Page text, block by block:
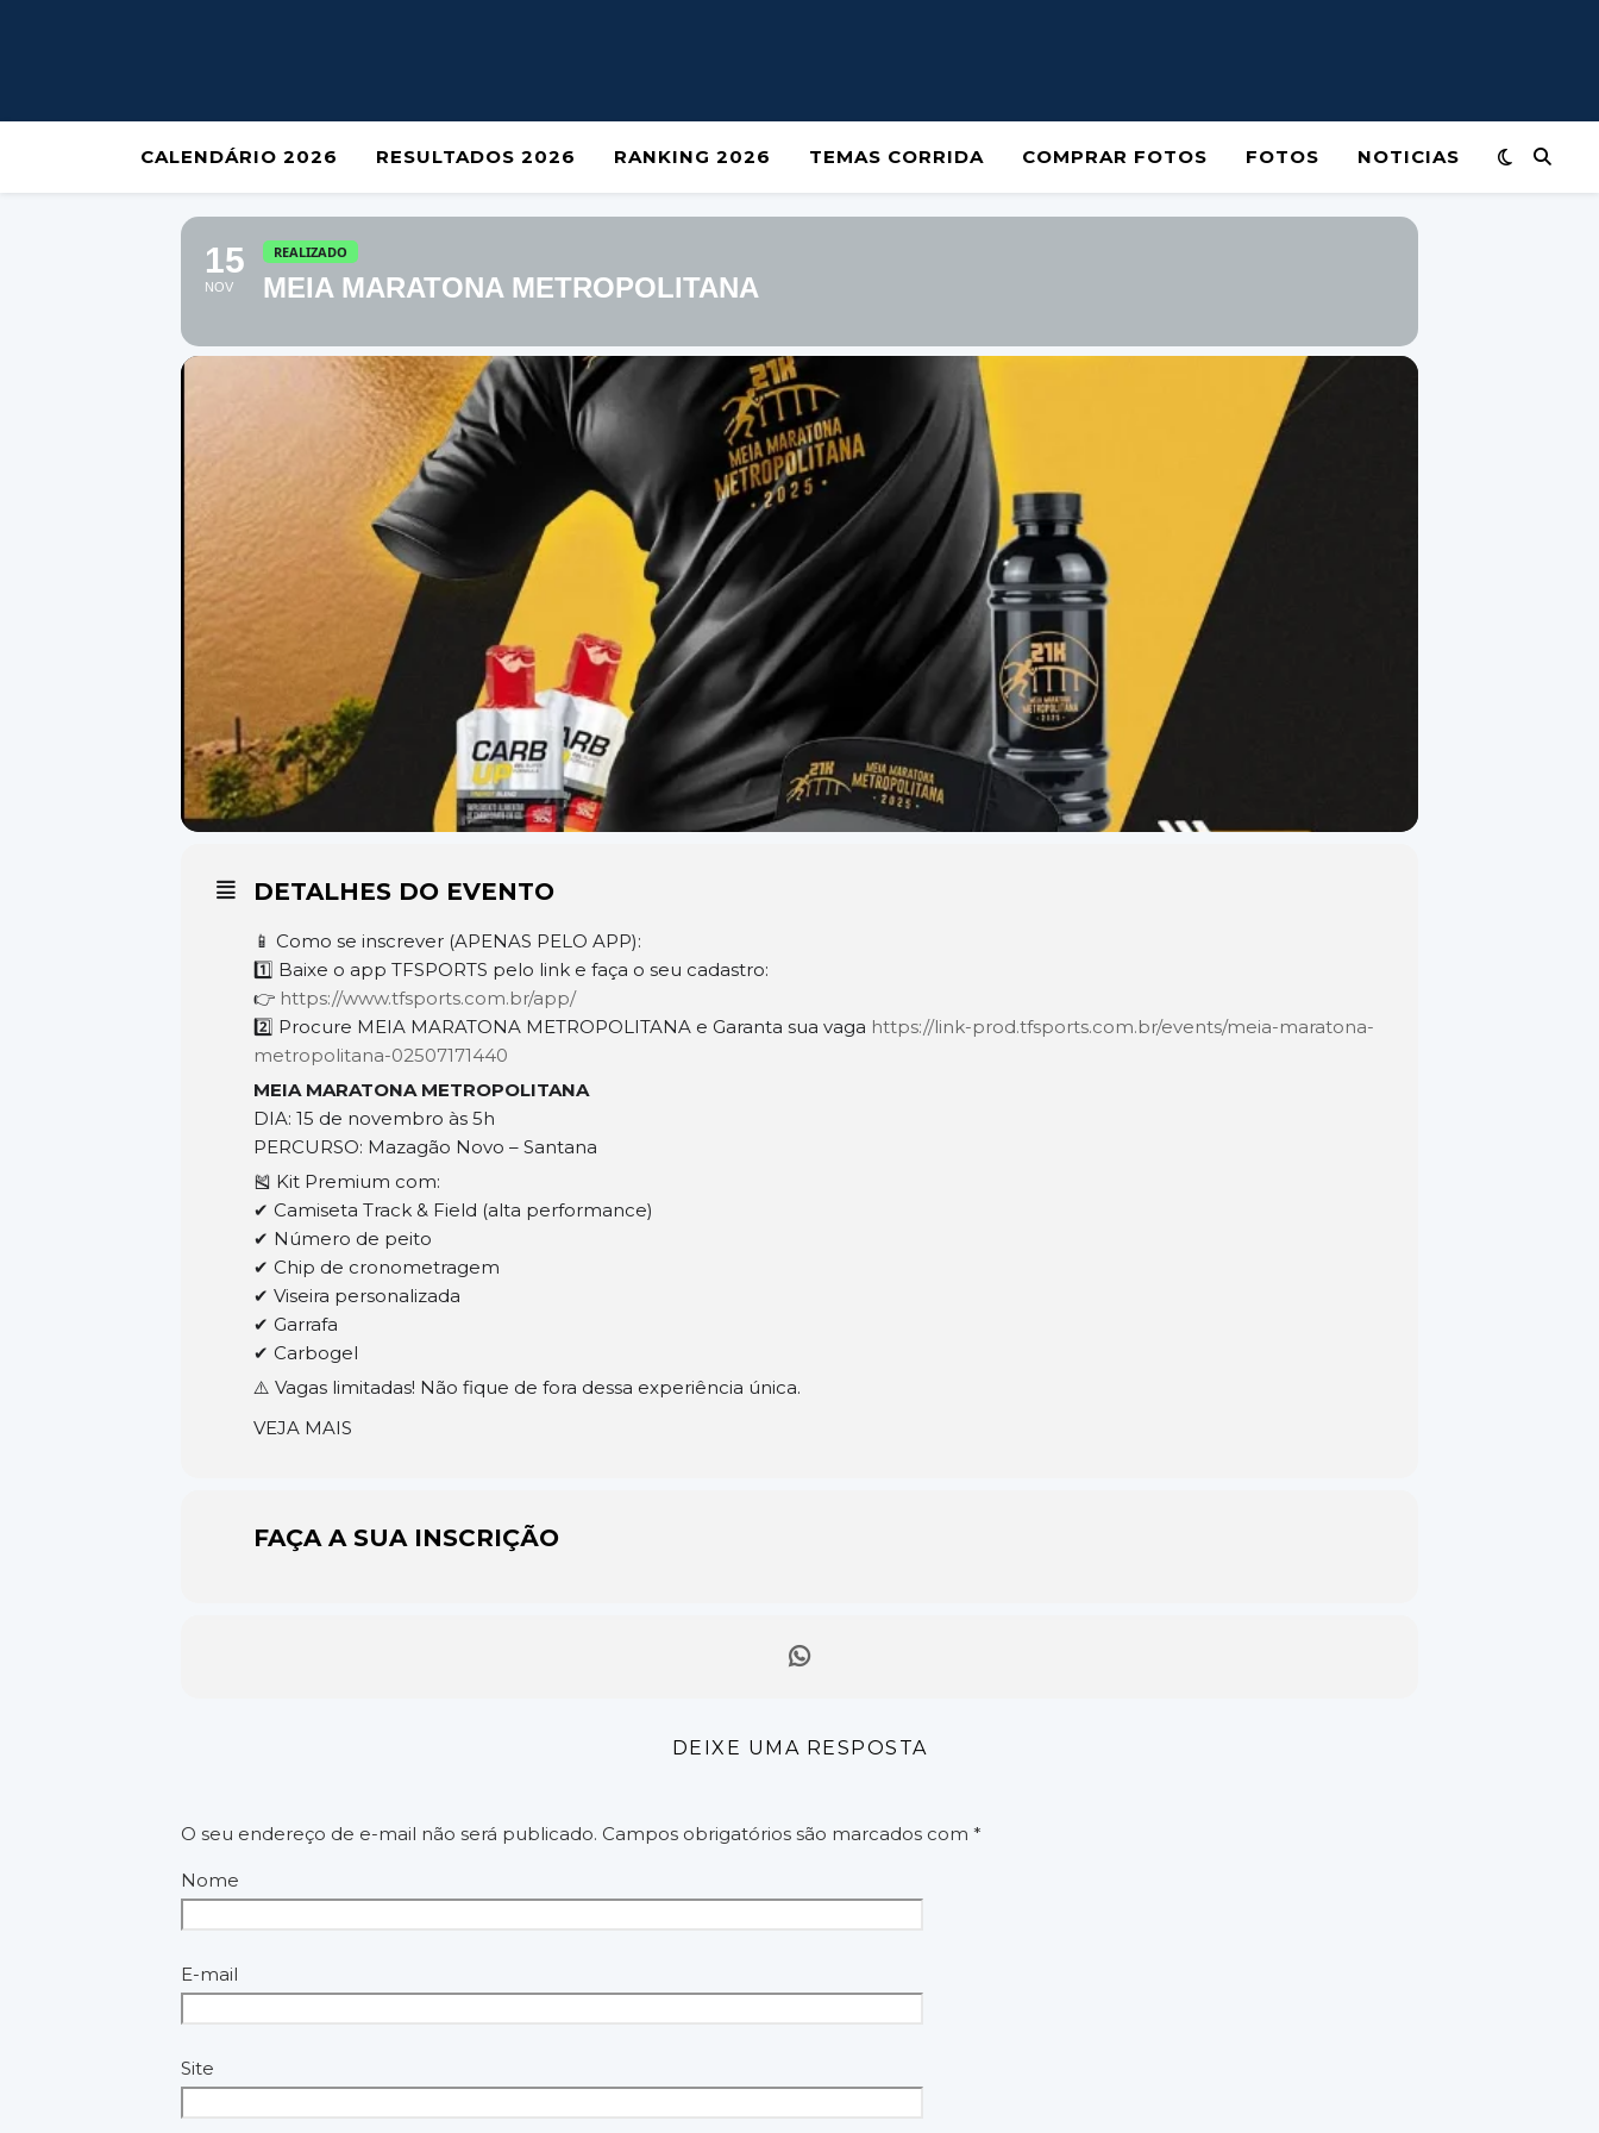
CALENDÁRIO 2026 RESULTADOS 2026 RANKING 2026 TEMAS CORRIDA COMPRAR FOTOS FOTOS NOTICIAS
15
NOV
REALIZADO
MEIA MARATONA METROPOLITANA
DETALHES DO EVENTO
📱 Como se inscrever (APENAS PELO APP):
1️⃣ Baixe o app TFSPORTS pelo link e faça o seu cadastro:
👉 https://www.tfsports.com.br/app/
2️⃣ Procure MEIA MARATONA METROPOLITANA e Garanta sua vaga https://link-prod.tfsports.com.br/events/meia-maratona-
metropolitana-02507171440
MEIA MARATONA METROPOLITANA
DIA: 15 de novembro às 5h
PERCURSO: Mazagão Novo – Santana
🎽 Kit Premium com:
✔ Camiseta Track & Field (alta performance)
✔ Número de peito
✔ Chip de cronometragem
✔ Viseira personalizada
✔ Garrafa
✔ Carbogel
⚠️ Vagas limitadas! Não fique de fora dessa experiência única.
VEJA MAIS
FAÇA A SUA INSCRIÇÃO
DEIXE UMA RESPOSTA
O seu endereço de e-mail não será publicado. Campos obrigatórios são marcados com *
Nome
E-mail
Site